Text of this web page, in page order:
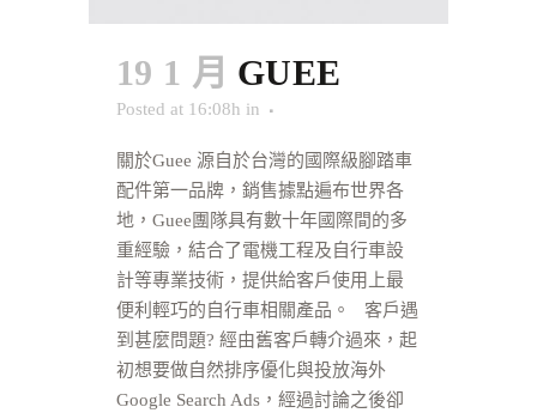
19 1 月 GUEE
Posted at 16:08h in
關於Guee 源自於台灣的國際級腳踏車
配件第一品牌，銷售據點遍布世界各
地，Guee團隊具有數十年國際間的多
重經驗，結合了電機工程及自行車設
計等專業技術，提供給客戶使用上最
便利輕巧的自行車相關產品。 客戶遇
到甚麼問題? 經由舊客戶轉介過來，起
初想要做自然排序優化與投放海外
Google Search Ads，經過討論之後卻